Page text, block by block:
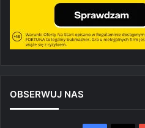
OBSERWUJ NAS